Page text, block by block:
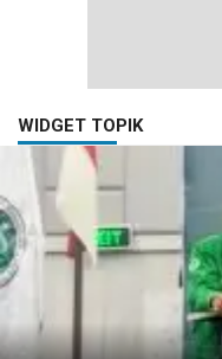
WIDGET TOPIK